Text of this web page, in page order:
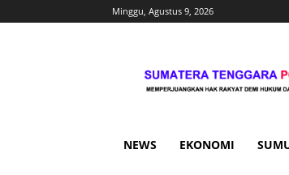
Minggu, Agustus 9, 2026
NEWS EKONOMI